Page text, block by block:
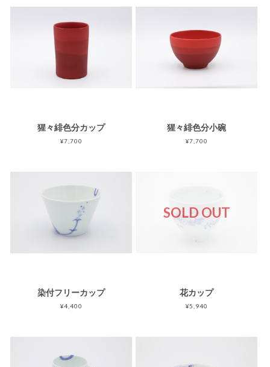
猩々緋色分カップ
¥7,700
猩々緋色分小碗
¥7,700
染付フリーカップ
¥4,400
SOLD OUT
花カップ
¥5,940